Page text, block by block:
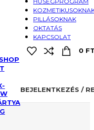
PILLÁSOKNAK
OKTATÁS
KAPCSOLAT
0
BEJELENTKEZÉS /